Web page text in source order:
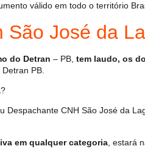
válido em todo o território
São José da
do Detran – PB, tem laudo, os
PB.
?
Despachante CNH São José da
em qualquer categoria , estará